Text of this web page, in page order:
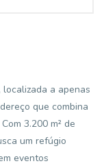
a apenas
que combina
3.200 m² de
um refúgio
eventos